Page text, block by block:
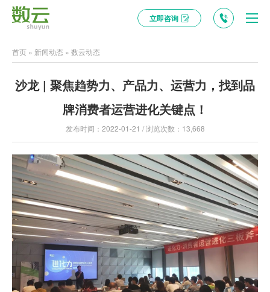
立即咨询
首页 » 新闻动态 » 数云动态
沙龙 | 聚焦趋势力、产品力、运营力，找到品
牌消费者运营进化关键点！
发布时间：2022-01-21 / 浏览次数：13,668